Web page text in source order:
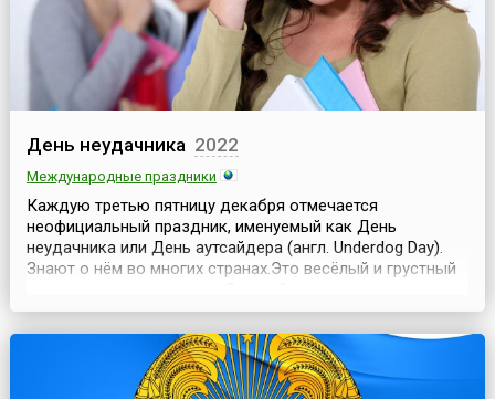
День неудачника 2022
Международные праздники
Каждую третью пятницу декабря отмечается
неофициальный праздник, именуемый как День
неудачника или День аутсайдера (англ. Underdog Day).
Знают о нём во многих странах.Это весёлый и грустный
способные сделать и шага, чтобы не попасть в какое-то
нелепое положение, которые получают на выходе
приложения усилий отрицательный результат или